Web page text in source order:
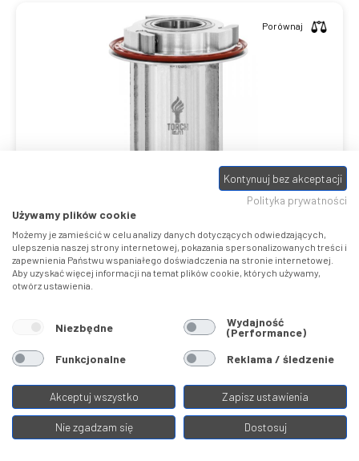
Części zamienne do kół
Reynolds
849,00 ZŁ1
Porównaj
Porównaj
Kontynuuj bez akceptacji
Polityka prywatności
Używamy plików cookie
Możemy je zamieścić w celu analizy danych dotyczących odwiedzających,
ulepszenia naszej strony internetowej, pokazania spersonalizowanych treści i
zapewnienia Państwu wspaniałego doświadczenia na stronie internetowej.
Aby uzyskać więcej informacji na temat plików cookie, których używamy,
otwórz ustawienia.
Niezbędne Wydajność
(Performance)
Funkcjonalne
Reklama / śledzenie
Akceptuj wszystko Zapisz ustawienia
Nie zgadzam się Dostosuj